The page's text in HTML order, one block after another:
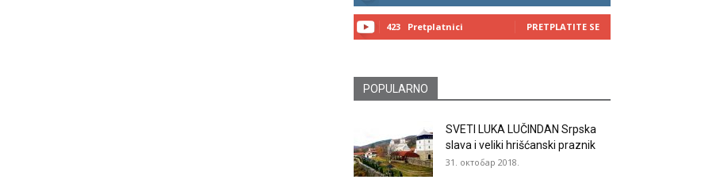
423 Pretplatnici PRETPLATITE SE
POPULARNO
SVETI LUKA LUČINDAN Srpska
slava i veliki hrišćanski praznik
31. октобар 2018.